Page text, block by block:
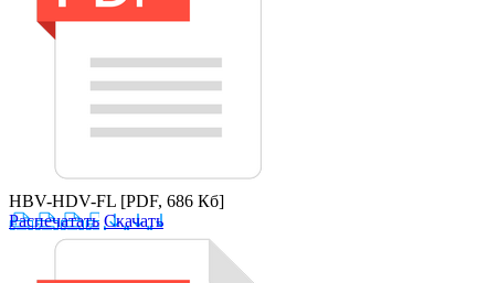
HBV-HDV-FL [PDF, 686 Кб]
Распечатать Скачать